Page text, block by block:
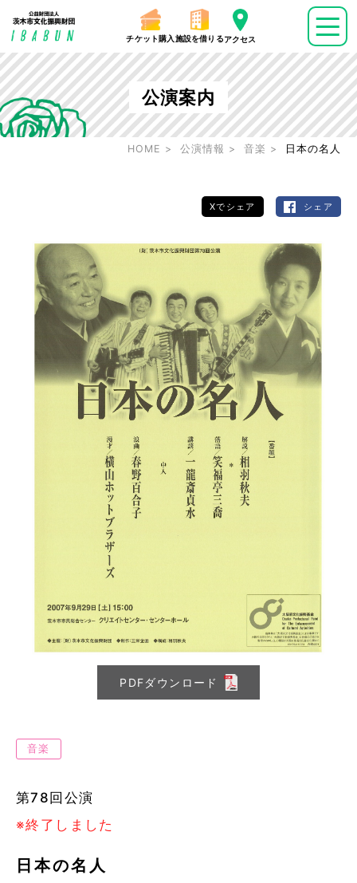
チケット購入 施設を借りるアクセス
公演案内
HOME 公演情報 音楽 日本の名人
Xでシェア シェア
PDFダウンロード
音楽
第78回公演
※終了しました
日本の名人